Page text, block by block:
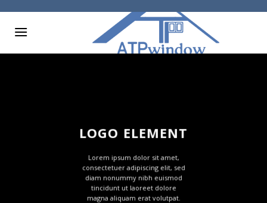
content
LOGO ELEMENT
Lorem ipsum dolor sit amet,
consectetuer adipiscing elit, sed
diam nonummy nibh euismod
tincidunt ut laoreet dolore
magna aliquam erat volutpat.